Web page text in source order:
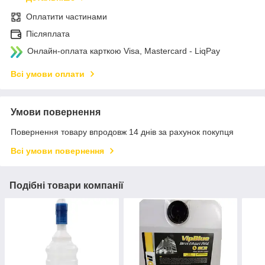
Оплатити частинами
Післяплата
Онлайн-оплата карткою Visa, Mastercard - LiqPay
Всі умови оплати
Умови повернення
Повернення товару впродовж 14 днів за рахунок покупця
Всі умови повернення
Подібні товари компанії